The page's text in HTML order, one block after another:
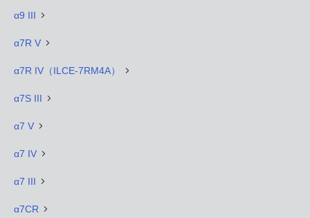
α9 III
α7R V
α7R IV（ILCE-7RM4A）
α7S III
α7 V
α7 IV
α7 III
α7CR